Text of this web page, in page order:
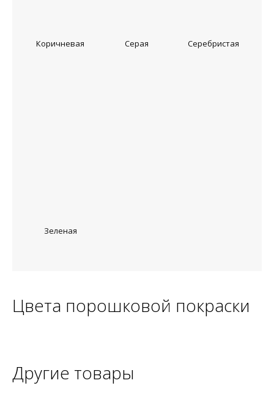
Коричневая Серая Серебристая
Зеленая
Цвета порошковой покраски
Другие товары